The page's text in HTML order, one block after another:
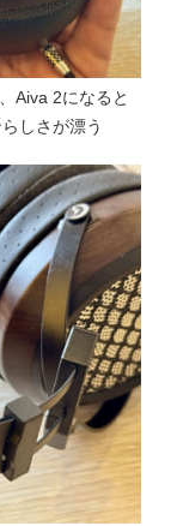
Aiva 2になると
しさが漂う